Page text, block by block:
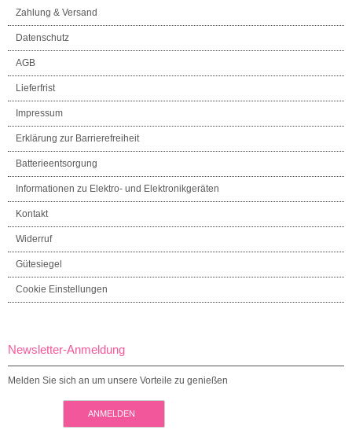
Zahlung & Versand
Datenschutz
AGB
Lieferfrist
Impressum
Erklärung zur Barrierefreiheit
Batterieentsorgung
Informationen zu Elektro- und Elektronikgeräten
Kontakt
Widerruf
Gütesiegel
Cookie Einstellungen
Newsletter-Anmeldung
Melden Sie sich an um unsere Vorteile zu genießen
ANMELDEN